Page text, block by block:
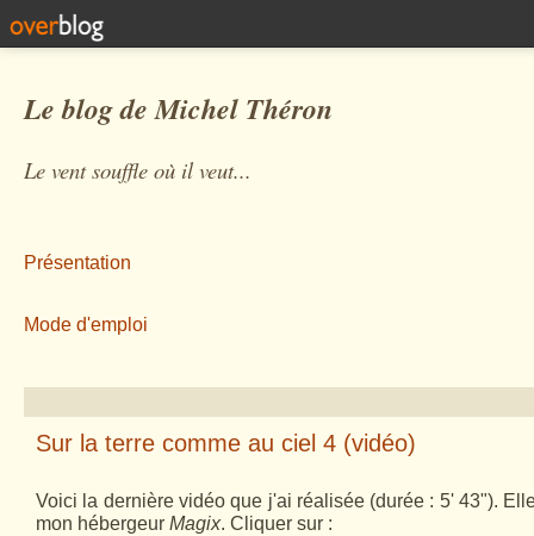
Le blog de Michel Théron
Le vent souffle où il veut...
Présentation
Mode d'emploi
Sur la terre comme au ciel 4 (vidéo)
Voici la dernière vidéo que j'ai réalisée (durée : 5' 43").
mon hébergeur Magix. Cliquer sur :